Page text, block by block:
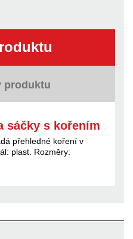
produktu
sáčky s kořením
přehledné koření v
plast. Rozměry: